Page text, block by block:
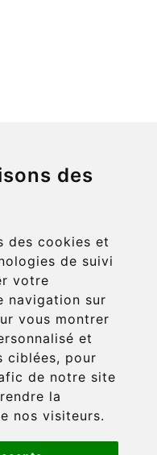
des
des cookies et
de suivi
votre
navigation sur
vous montrer
et
ciblées, pour
de notre site
la
nos visiteurs.
Où sommes-nous ?